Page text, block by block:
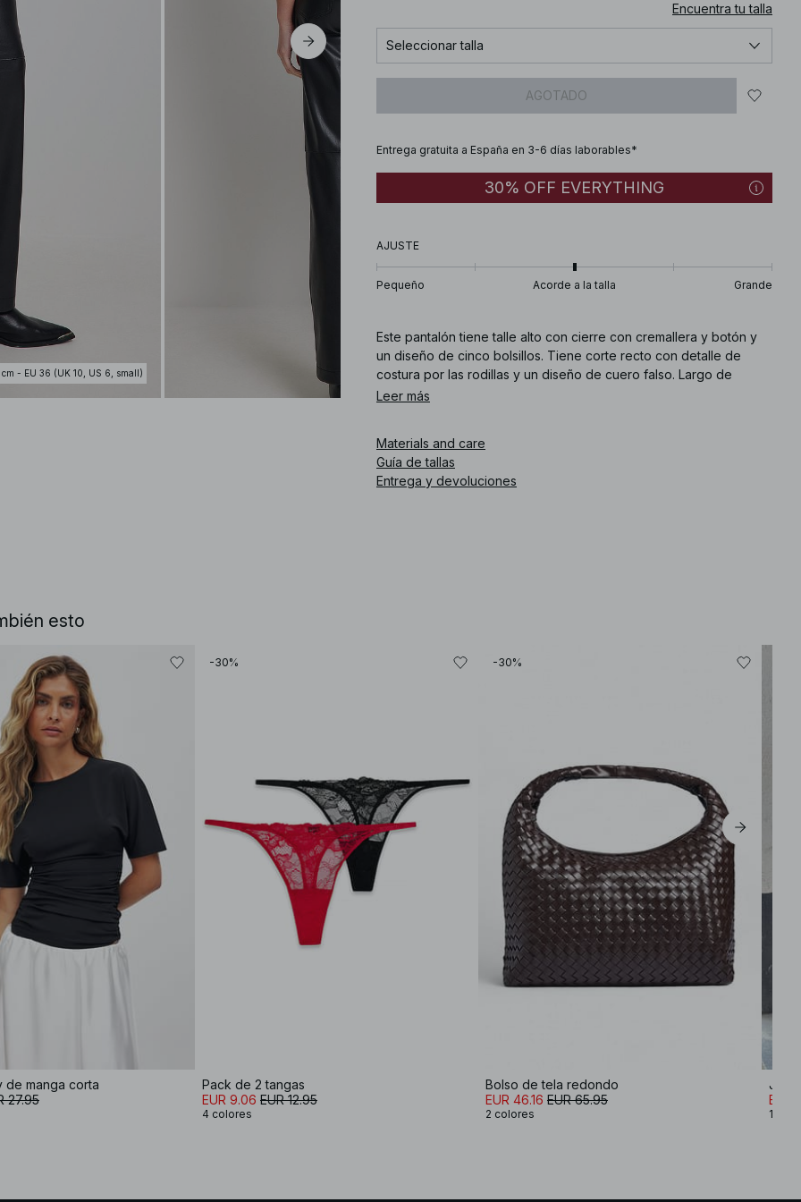
cm - EU 36 (UK 10, US 6, small)
Encuentra tu talla
Seleccionar talla
AGOTADO
Entrega gratuita a España en 3-6 días laborables*
30% OFF EVERYTHING
AJUSTE
Pequeño Acorde a la talla Grande
Este pantalón tiene talle alto con cierre con cremallera y botón y
un diseño de cinco bolsillos. Tiene corte recto con detalle de
costura por las rodillas y un diseño de cuero falso. Largo de
entrepierna en talla 36: 80 cm / 31.49 in. Este pantalón está
Núm. de artículo:
Leer más
Materials and care
Guía de tallas
Entrega y devoluciones
esto
de manga corta
27.95
-30%
Pack de 2 tangas
EUR 9.06 EUR 12.95
4 colores
-30%
Bolso de tela redondo
EUR 46.16 EUR 65.95
2 colores
EUR
13